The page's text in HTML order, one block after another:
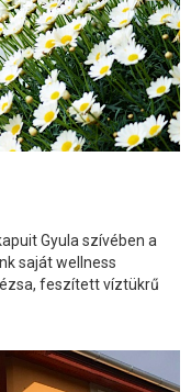
Gyula szívében a
saját wellness
feszített víztükrű